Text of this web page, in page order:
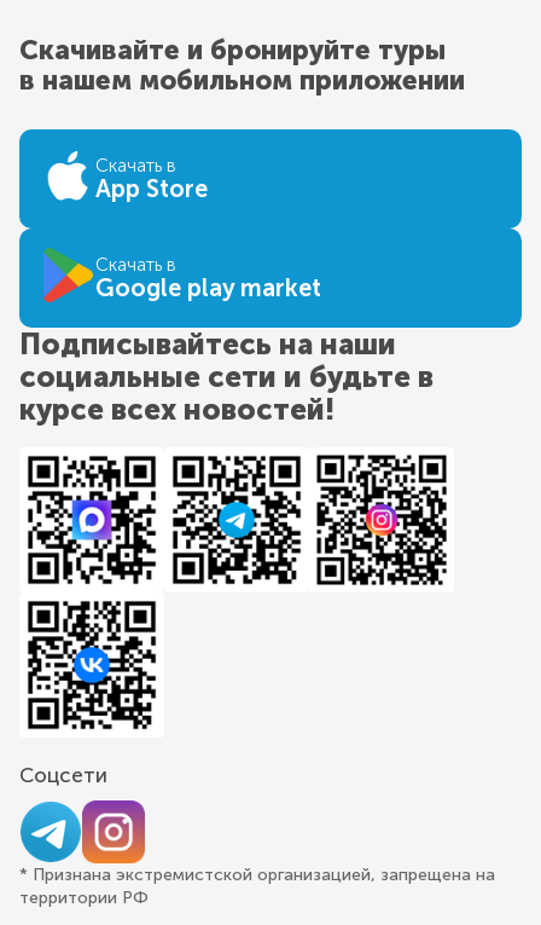
Скачивайте и бронируйте туры
в нашем мобильном приложении
Скачать в
App Store
Скачать в
Google play market
Подписывайтесь на наши
социальные сети и будьте в
курсе всех новостей!
Соцсети
* Признана экстремистской организацией, запрещена на
территории РФ